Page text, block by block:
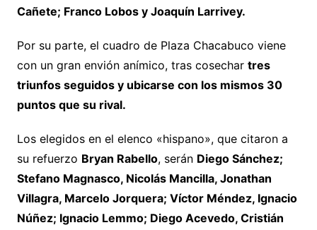
Cañete; Franco Lobos y Joaquín Larrivey.
Por su parte, el cuadro de Plaza Chacabuco viene
con un gran envión anímico, tras cosechar tres
triunfos seguidos y ubicarse con los mismos 30
puntos que su rival.
Los elegidos en el elenco «hispano», que citaron a
su refuerzo Bryan Rabello, serán Diego Sánchez;
Stefano Magnasco, Nicolás Mancilla, Jonathan
Villagra, Marcelo Jorquera; Víctor Méndez, Ignacio
Núñez; Ignacio Lemmo; Diego Acevedo, Cristián